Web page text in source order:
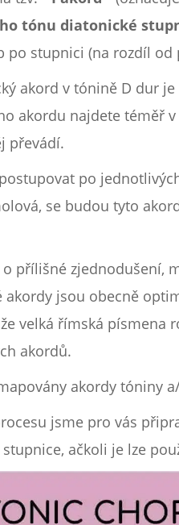
tónu diatonické
po stupnici (na rozdíl
akord v tónině D dur
akordu najdete téměř
převádí.
po
se budou tyto
přílišné zjednodušení,
jsou obecně
velká římská
akordů.
akordy tóniny
jsme pro vás
ačkoli je lze